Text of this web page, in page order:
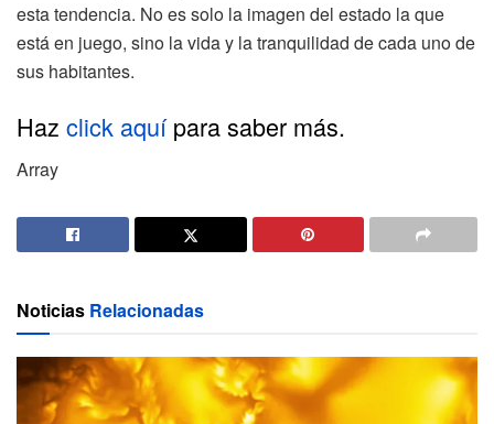
esta tendencia. No es solo la imagen del estado la que
está en juego, sino la vida y la tranquilidad de cada uno de
sus habitantes.
Haz click aquípara saber más.
Array
Noticias Relacionadas